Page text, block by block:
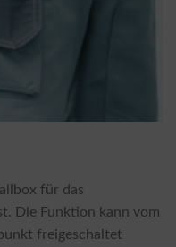
für das
Die Funktion kann vom
freigeschaltet